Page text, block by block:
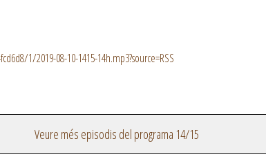
1/2019-08-10-1415-14h.mp3?source=RSS
Veure més episodis del programa 14/15